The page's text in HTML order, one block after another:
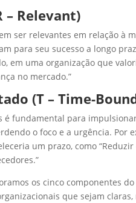
– Relevant)
ser relevantes em relação à
para seu sucesso a longo
em uma organização que
no mercado.”
(T – Time-
é fundamental para
o foco e a urgência. Por
um prazo, como
os cinco componentes
que sejam